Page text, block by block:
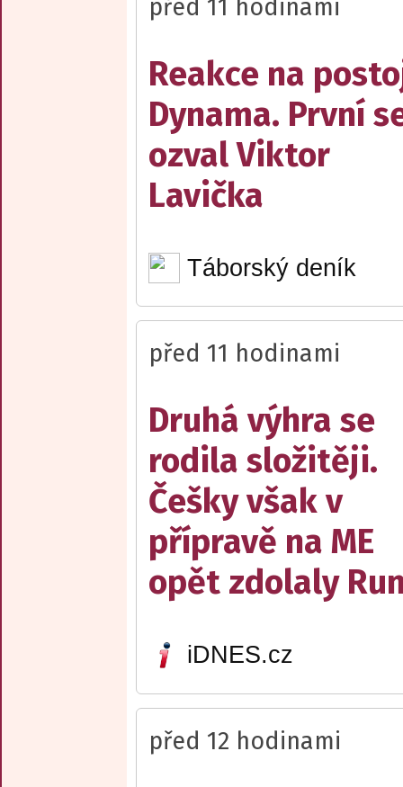
před 11 hodinami
Reakce na
Dynama. První
ozval Viktor
Lavička
Táborský deník
před 11 hodinami
Druhá výhra se
rodila složitěji.
Češky však v
přípravě na ME
opět zdolaly
iDNES.cz
před 12 hodinami